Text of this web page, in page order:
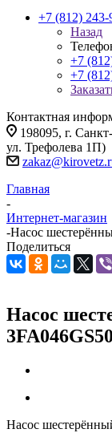
+7 (812) 243-
Назад
+7
+7
Контактная
198095, г.
ул. Трефолева 1П)
Главная
-
Интернет-магазин
-Насос
Поделиться
Насос
Насос